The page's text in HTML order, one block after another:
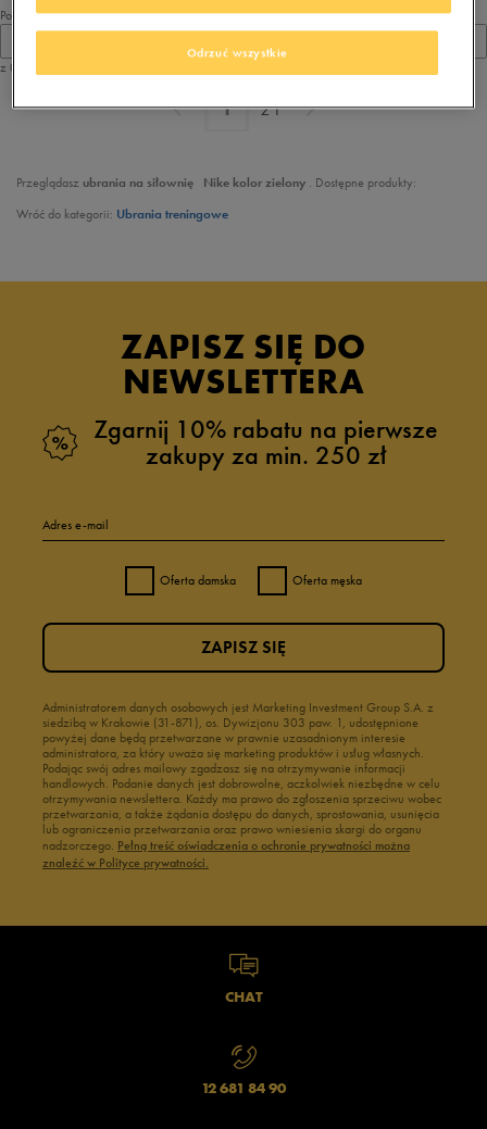
Pokaż
z 0
z1
Przeglądasz ubrania na siłownię Nike kolor zielony . Dostępne produkty:
Wróć do kategorii: Ubrania treningowe
ZAPISZ SIĘ DO
NEWSLETTERA
Zgarnij 10% rabatu na pierwsze
zakupy za min. 250 zł
Adres e-mail
Oferta damska Oferta męska
Administratorem danych osobowych jest Marketing Investment Group S.A. z
siedzibą w Krakowie (31-871), os. Dywizjonu 303 paw. 1, udostępnione
powyżej dane będą przetwarzane w prawnie uzasadnionym interesie
administratora, za który uważa się marketing produktów i usług własnych.
Podając swój adres mailowy zgadzasz się na otrzymywanie informacji
handlowych. Podanie danych jest dobrowolne, aczkolwiek niezbędne w celu
otrzymywania newslettera. Każdy ma prawo do zgłoszenia sprzeciwu wobec
przetwarzania, a także żądania dostępu do danych, sprostowania, usunięcia
lub ograniczenia przetwarzania oraz prawo wniesienia skargi do organu
nadzorczego. Pełną treść oświadczenia o ochronie prywatności można
znaleźć w Polityce prywatności.
ZAPISZ SIĘ
CHAT
12 681 84 90
Odrzuć wszystkie